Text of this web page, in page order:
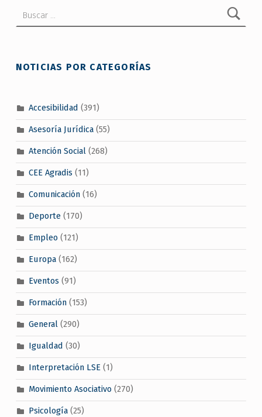
NOTICIAS POR CATEGORÍAS
Accesibilidad (391)
Asesoría Jurídica(55)
Atención Social(268)
CEE Agradis (11)
Comunicación(16)
Deporte(170)
Empleo (121)
Europa(162)
Eventos (91)
Formación(153)
General(290)
Igualdad (30)
Interpretación LSE(1)
Movimiento Asociativo (270)
Psicología(25)